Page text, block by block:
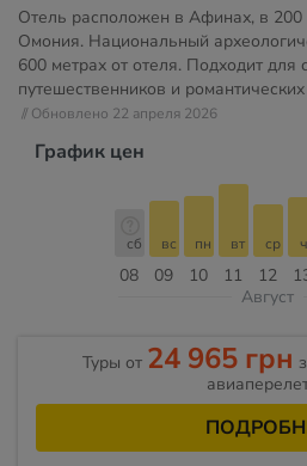
Отель расположен в Афинах, в 200
Омония. Национальный
600 метрах от отеля. Подходит для
путешественников и
// Обновлено 22 апреля 2026
График цен
08
сб
09
вс
10
пн
11
вт
12
ср
Август
Туры от 24 965 грн